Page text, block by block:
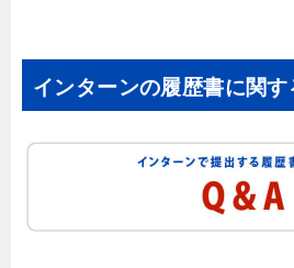
インターンの履歴書に関